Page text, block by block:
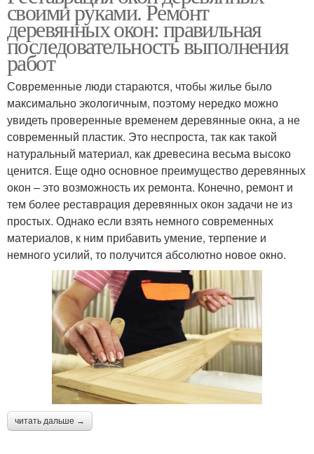
своими руками. Ремонт
деревянных окон: правильная
последовательность выполнения
работ
Современные люди стараются, чтобы жилье было
максимально экологичным, поэтому нередко можно
увидеть проверенные временем деревянные окна, а не
современный пластик. Это неспроста, так как такой
натуральный материал, как древесина весьма высоко
ценится. Еще одно основное преимущество деревянных
окон – это возможность их ремонта. Конечно, ремонт и
тем более реставрация деревянных окон задачи не из
простых. Однако если взять немного современных
материалов, к ним прибавить умение, терпение и
немного усилий, то получится абсолютно новое окно.
читать дальше →